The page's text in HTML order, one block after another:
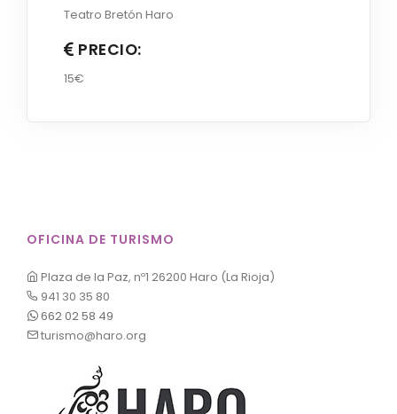
Teatro Bretón Haro
PRECIO:
15€
OFICINA DE TURISMO
Plaza de la Paz, nº1 26200 Haro (La Rioja)
941 30 35 80
662 02 58 49
turismo@haro.org